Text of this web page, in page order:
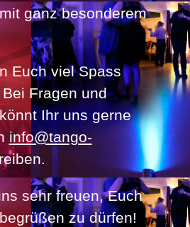
ganz besonderem
Euch viel Spass
Fragen und
Ihr uns gerne
info@tango-
sehr freuen, Euch
zu dürfen!